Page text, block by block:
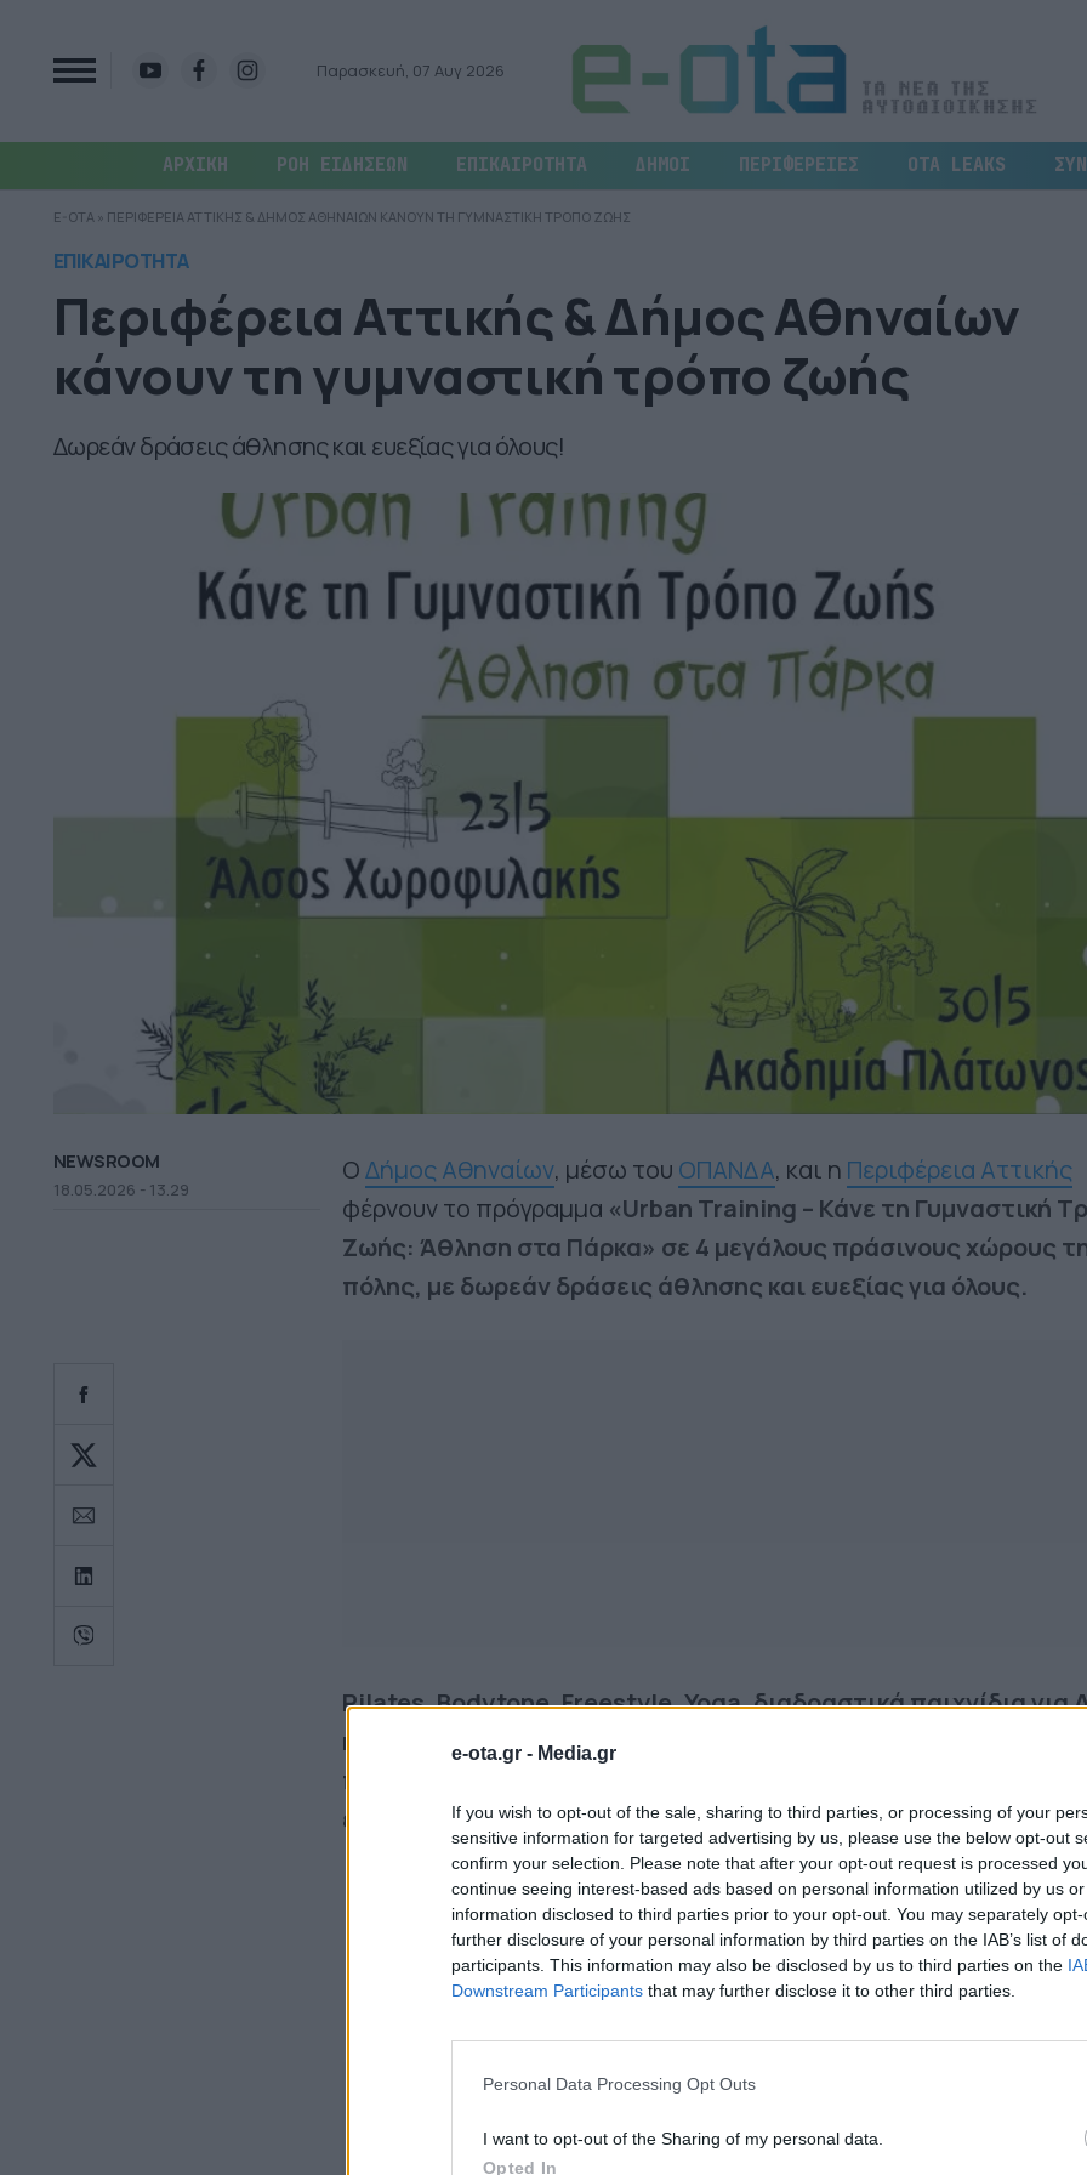
e-ota.gr - Media.gr
If you wish to opt-out of the sale, sharing to third parties, or processing of your
sensitive information for targeted advertising by us, please use the below opt-out
confirm your selection. Please note that after your opt-out request is processed
continue seeing interest-based ads based on personal information utilized by us
information disclosed to third parties prior to your opt-out. You may separately
further disclosure of your personal information by third parties on the IAB’s list of
participants. This information may also be disclosed by us to third parties on the
Downstream Participants that may further disclose it to other third parties.
Personal Data Processing Opt Outs
I want to opt-out of the Sharing of my personal data.
Opted In
Παρασκευή, 07 Αυγ 2026
ΑΡΧΙΚΗ ΡΟΗ ΕΙΔΗΣΕΩΝ ΕΠΙΚΑΙΡΟΤΗΤΑ ΔΗΜΟΙ ΠΕΡΙΦΕΡΕΙΕΣ OTA LEAKS
E-OTA » ΠΕΡΙΦΕΡΕΙΑ ΑΤΤΙΚΗΣ & ΔΗΜΟΣ ΑΘΗΝΑΙΩΝ ΚΑΝΟΥΝ ΤΗ ΓΥΜΝΑΣΤΙΚΗ ΤΡΟΠΟ ΖΩΗΣ
ΕΠΙΚΑΙΡΟΤΗΤΑ
Περιφέρεια Αττικής & Δήμος Αθηναίων
κάνουν τη γυμναστική τρόπο ζωής
Δωρεάν δράσεις άθλησης και ευεξίας για όλους!
NEWSROOM
18.05.2026 - 13.29
ΟΔήμος Αθηναίων, μέσω του ΟΠΑΝΔΑ, και η Περιφέρεια Αττικής
φέρνουν το πρόγραμμα «Urban Training – Κάνε τη Γυμναστική
Ζωής: Άθληση στα Πάρκα» σε 4 μεγάλους πράσινους χώρους
πόλης, με δωρεάν δράσεις άθλησης και ευεξίας για όλους.
Pilates, Bodytone, Freestyle, Yoga, διαδραστικά παιχνίδια για
και αθλητικές δράσεις για μικρούς και μεγάλους, μετατρέπουν
πάρκα της Αθήνας σε σημεία κίνησης, χαράς και κοινωνικής
επαφής.
📍 Άλσος Χωροφυλακής | 23/5
📍 Ακαδημία Πλάτωνος | 30/5
📍 Άλσος Προμπονά | 6/6
📍 Εθνικός Κήπος | 13/6